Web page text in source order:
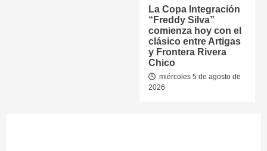
La Copa Integración
“Freddy Silva”
comienza hoy con el
clásico entre Artigas
y Frontera Rivera
Chico
miércoles 5 de agosto de
2026